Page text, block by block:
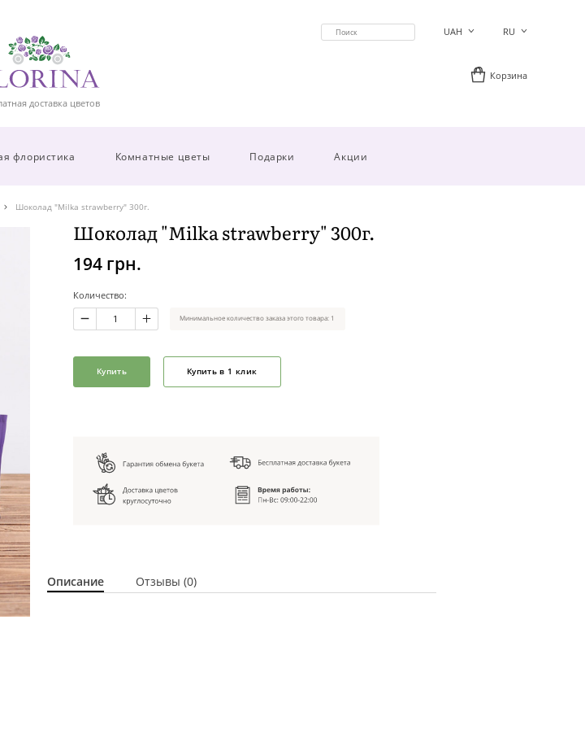
доставка цветов
UAH RU
Корзина
флористика Комнатные цветы Подарки Акции
Шоколад "Milka strawberry" 300г.
Шоколад "Milka strawberry" 300г.
194 грн.
Количество:
Минимальное количество заказа этого товара: 1
Купить Купить в 1 клик
Описание Отзывы (0)